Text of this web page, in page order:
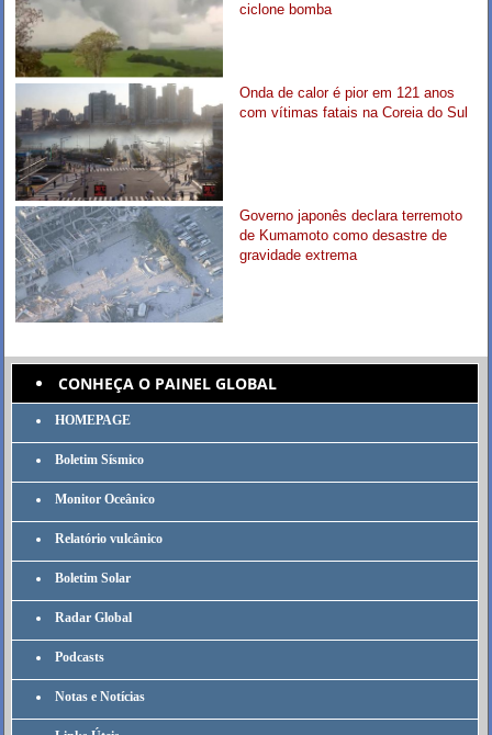
ciclone bomba
Onda de calor é pior em 121 anos
com vítimas fatais na Coreia do Sul
Governo japonês declara terremoto
de Kumamoto como desastre de
gravidade extrema
CONHEÇA O PAINEL GLOBAL
HOMEPAGE
Boletim Sísmico
Monitor Oceânico
Relatório vulcânico
Boletim Solar
Radar Global
Podcasts
Notas e Notícias